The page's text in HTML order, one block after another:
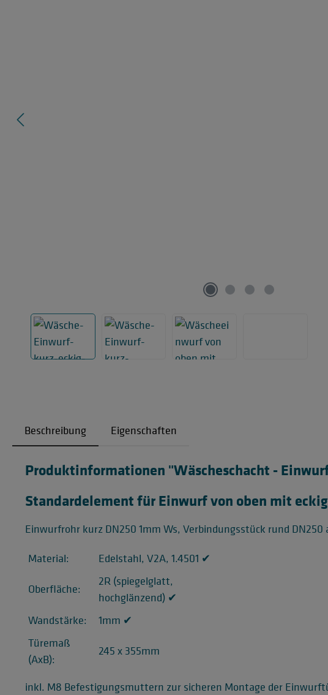
Beschreibung Eigenschaften
Produktinformationen "Wäscheschacht -
Standardelement für Einwurf von oben mit
Einwurfrohr kurz DN250 1mm Ws, Verbindungsstück rund
Material: Edelstahl, V2A, 1.4501 ✔
Oberfläche:
2R (spiegelglatt,
hochglänzend) ✔
Wandstärke:
1mm ✔
Türemaß
(AxB):
245 x 355mm
inkl. M8 Befestigungsmuttern zur sicheren Montage der